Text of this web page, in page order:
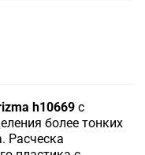
h10669 с
более тонких
Расческа